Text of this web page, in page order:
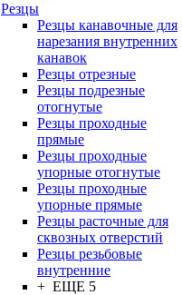
Резцы
Резцы канавочные для
нарезания внутренних
канавок
Резцы отрезные
Резцы подрезные
отогнутые
Резцы проходные
прямые
Резцы проходные
упорные отогнутые
Резцы проходные
упорные прямые
Резцы расточные для
сквозных отверстий
Резцы резьбовые
внутренние
+ ЕЩЕ 5